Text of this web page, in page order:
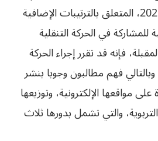
المؤرخ في 24 فيفري 2026، المتعلق بالترتيبات الإضافية
للمشاركة في الحركة التنقلية
فإنه قد تقرر إجراء الحركة
القادم، وبالتالي فهم مطالبون وجوبا بنشر
مواقعها الإلكترونية، وتوزيعها
والتي تشمل بدورها ثلاث